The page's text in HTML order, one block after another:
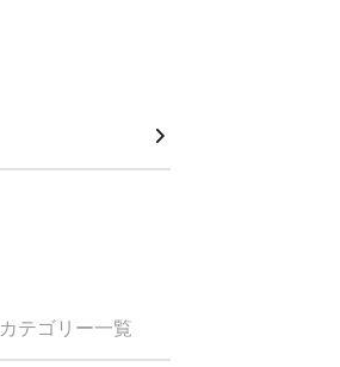
カテゴリー一覧